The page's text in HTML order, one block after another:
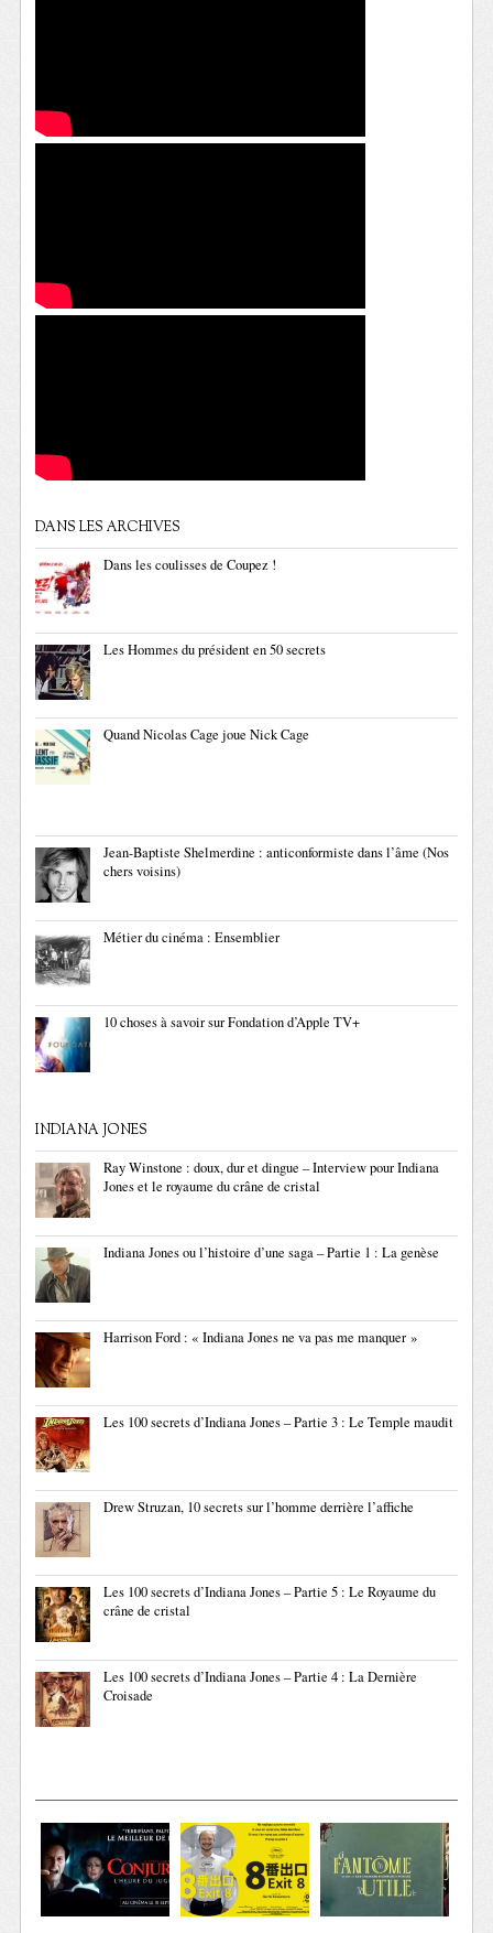
DANS LES ARCHIVES
Dans les coulisses de Coupez !
Les Hommes du président en 50 secrets
Quand Nicolas Cage joue Nick Cage
Jean-Baptiste Shelmerdine : anticonformiste dans l’âme (Nos
chers voisins)
Métier du cinéma : Ensemblier
10 choses à savoir sur Fondation d’Apple TV+
INDIANA JONES
Ray Winstone : doux, dur et dingue – Interview pour Indiana
Jones et le royaume du crâne de cristal
Indiana Jones ou l’histoire d’une saga – Partie 1 : La genèse
Harrison Ford : « Indiana Jones ne va pas me manquer »
Les 100 secrets d’Indiana Jones – Partie 3 : Le Temple maudit
Drew Struzan, 10 secrets sur l’homme derrière l’affiche
Les 100 secrets d’Indiana Jones – Partie 5 : Le Royaume du
crâne de cristal
Les 100 secrets d’Indiana Jones – Partie 4 : La Dernière
Croisade